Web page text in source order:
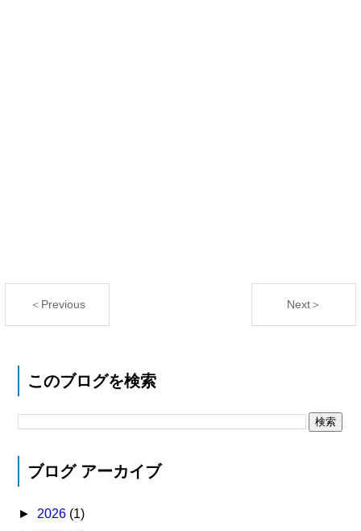
＜Previous Next＞
このブログを検索
ブログ アーカイブ
► 2026 (1)